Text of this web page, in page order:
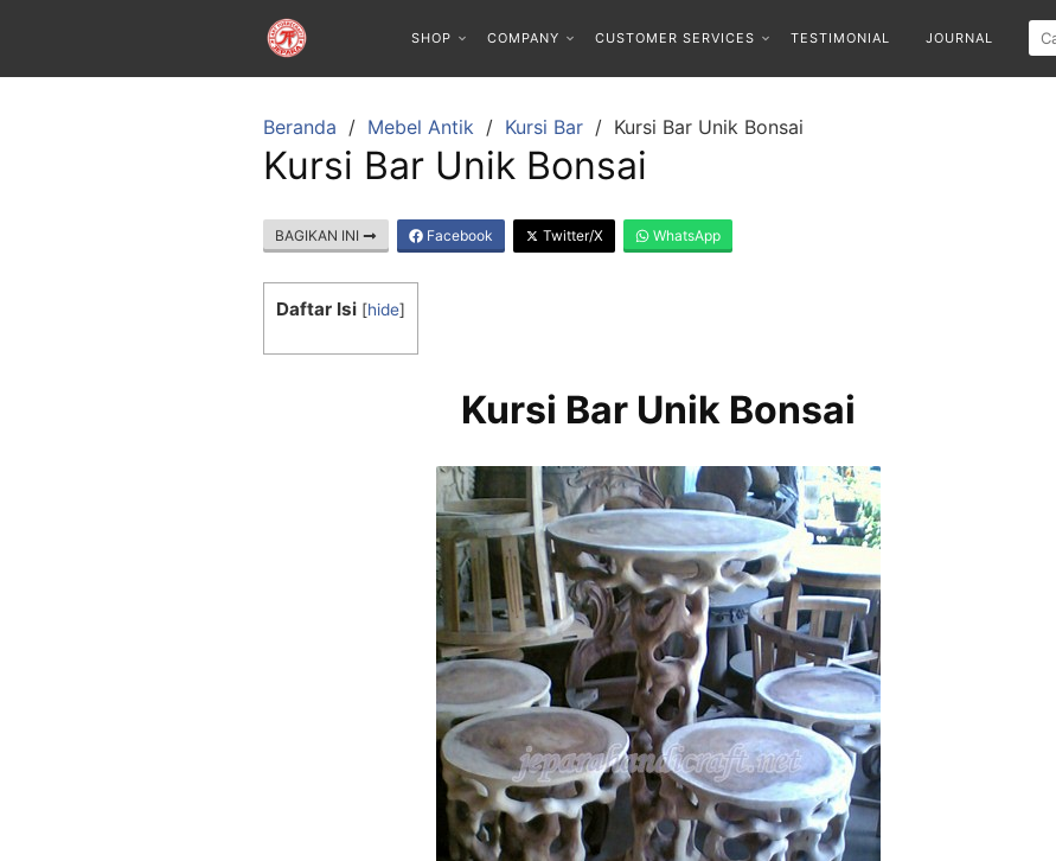
SHOP COMPANY CUSTOMER SERVICES TESTIMONIAL JOURNAL
Beranda Mebel Antik Kursi Bar Kursi Bar Unik Bonsai
Kursi Bar Unik Bonsai
BAGIKAN INI Facebook Twitter/X WhatsApp
Daftar Isi [hide]
Kursi Bar Unik Bonsai